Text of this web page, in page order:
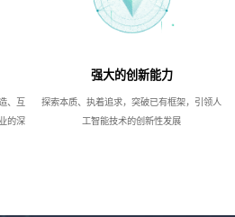
、互
的深
强大的创新能力
探索本质、执着追求，突破已有框架，引领人
工智能技术的创新性发展